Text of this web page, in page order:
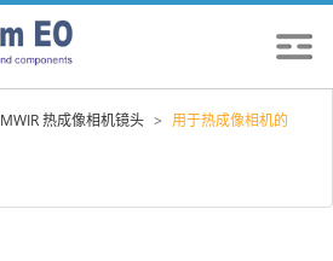
MWIR 热成像相机镜头 > 用于热成像相机的